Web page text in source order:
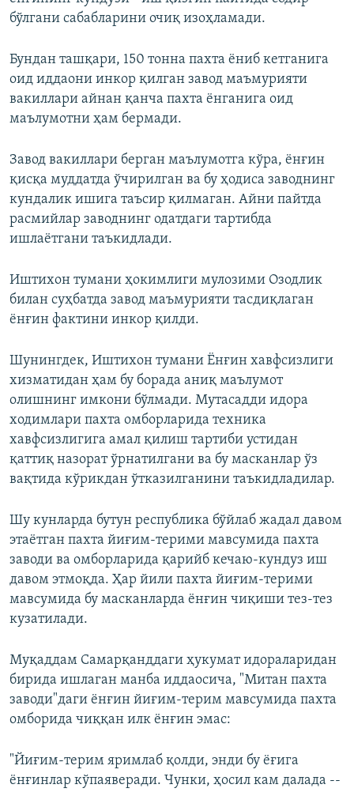
бўлгани сабабларини очиқ изоҳламади.
Бундан ташқари, 150 тонна пахта ёниб кетганига
оид иддаони инкор қилган завод маъмурияти
вакиллари айнан қанча пахта ёнганига оид
маълумотни ҳам бермади.
Завод вакиллари берган маълумотга кўра, ёнғин
қисқа муддатда ўчирилган ва бу ҳодиса заводнинг
кундалик ишига таъсир қилмаган. Айни пайтда
расмийлар заводнинг одатдаги тартибда
ишлаётгани таъкидлади.
Иштихон тумани ҳокимлиги мулозими Озодлик
билан суҳбатда завод маъмурияти тасдиқлаган
ёнғин фактини инкор қилди.
Шунингдек, Иштихон тумани Ёнғин хавфсизлиги
хизматидан ҳам бу борада аниқ маълумот
олишнинг имкони бўлмади. Мутасадди идора
ходимлари пахта омборларида техника
хавфсизлигига амал қилиш тартиби устидан
қаттиқ назорат ўрнатилгани ва бу масканлар ўз
вақтида кўрикдан ўтказилганини таъкидладилар.
Шу кунларда бутун республика бўйлаб жадал давом
этаётган пахта йиғим-терими мавсумида пахта
заводи ва омборларида қарийб кечаю-кундуз иш
давом этмоқда. Ҳар йили пахта йиғим-терими
мавсумида бу масканларда ёнғин чиқиши тез-тез
кузатилади.
Муқаддам Самарқанддаги ҳукумат идораларидан
бирида ишлаган манба иддаосича, "Митан пахта
заводи"даги ёнғин йиғим-терим мавсумида пахта
омборида чиққан илк ёнғин эмас:
"Йиғим-терим яримлаб қолди, энди бу ёғига
ёнғинлар кўпаяверади. Чунки, ҳосил кам далада --